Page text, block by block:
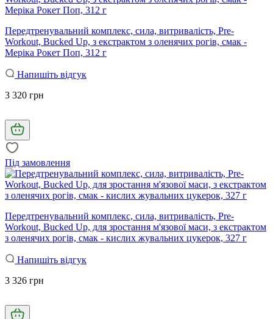
Передтренувальний комплекс, сила, витривалість, Pre-
Workout, Bucked Up, з екстрактом з оленячих рогів, смак -
Меріка Рокет Поп, 312 г
Напишіть відгук
3 320 грн
Під замовлення
Передтренувальний комплекс, сила, витривалість, Pre-
Workout, Bucked Up, для зростання м'язової маси, з екстрактом
з оленячих рогів, смак - кислих жувальних цукерок, 327 г
Напишіть відгук
3 326 грн